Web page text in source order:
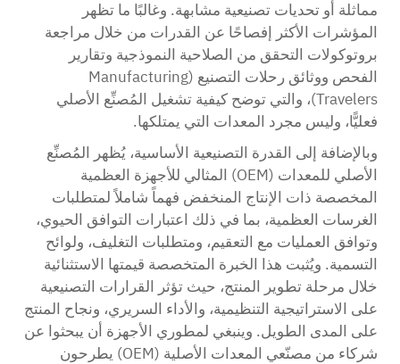
مماثلة أو تحديات تصنيعية مشابهة. وغالبًا ما تظهر
المؤشرات الأكثر إفصاحًا عن القدرات من خلال مراجعة
بروتوكولات التحقق من الصلاحية النموذجية وتقارير
الفحص ووثائق رحلات التصنيع (Manufacturing
Travelers)، والتي توضح كيفية تشغيل المُصنِّع الأصلي
فعليًّا، وليس مجرد المعدات التي يمتلكها.
وبالإضافة إلى القدرة التصنيعية الأساسية، يُظهر المُصنِّع
الأصلي للمعدات (OEM) المثالي للأجهزة العظمية
المخصصة ذات الإنتاج المنخفض فهماً شاملاً لمتطلبات
الغرسات العظمية، بما في ذلك اعتبارات التوافق الحيوي،
وتوافق العمليات مع التعقيم، ومتطلبات التغليف، ولوائح
التسمية. ويُثبت هذا الخبرة المتخصصة قيمتها الاستثنائية
خلال مرحلة تطوير المنتج، حيث تؤثر القرارات التصنيعية
على الاستراتيجية التنظيمية، والأداء السريري، ونجاح المنتج
على المدى الطويل. وينبغي لمطوري الأجهزة أن يبحثوا عن
شركاء من مصنّعي المعدات الأصلية (OEM) يطرحون